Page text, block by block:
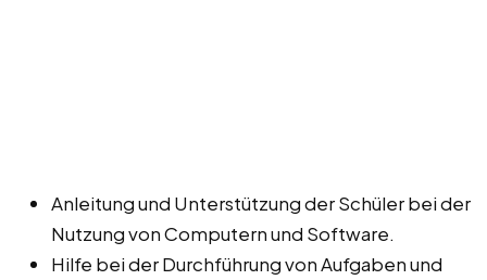
Anleitung und Unterstützung der Schüler bei der
Nutzung von Computern und Software.
Hilfe bei der Durchführung von Aufgaben und